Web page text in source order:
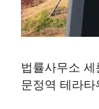
법률사무소
문정역 테라